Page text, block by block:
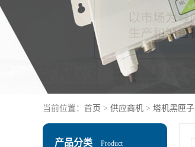
当前位置： 首页 > 供应商机 > 塔机黑匣子
产品分类 Product